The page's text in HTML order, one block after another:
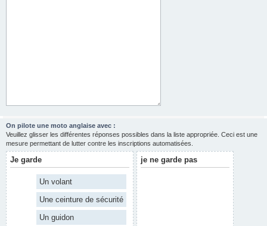
On pilote une moto anglaise avec :
Veuillez glisser les différentes réponses possibles dans la liste appropriée. Ceci est une
mesure permettant de lutter contre les inscriptions automatisées.
Je garde
Un volant
Une ceinture de sécurité
Un guidon
je ne garde pas